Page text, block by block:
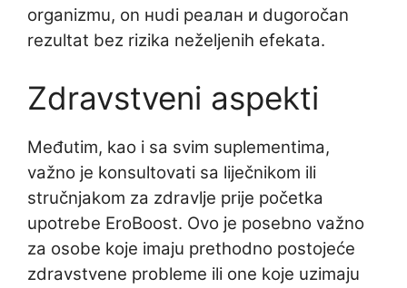
organizmu, on нudi реалан и dugoročan
rezultat bez rizika neželjenih efekata.
Zdravstveni aspekti
Međutim, kao i sa svim suplementima,
važno je konsultovati sa liječnikom ili
stručnjakom za zdravlje prije početka
upotrebe EroBoost. Ovo je posebno važno
za osobe koje imaju prethodno postojeće
zdravstvene probleme ili one koje uzimaju